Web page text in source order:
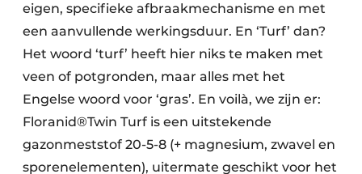
eigen, specifieke afbraakmechanisme en met
een aanvullende werkingsduur. En ‘Turf’ dan?
Het woord ‘turf’ heeft hier niks te maken met
veen of potgronden, maar alles met het
Engelse woord voor ‘gras’. En voilà, we zijn er:
Floranid®Twin Turf is een uitstekende
gazonmeststof 20-5-8 (+ magnesium, zwavel en
sporenelementen), uitermate geschikt voor het